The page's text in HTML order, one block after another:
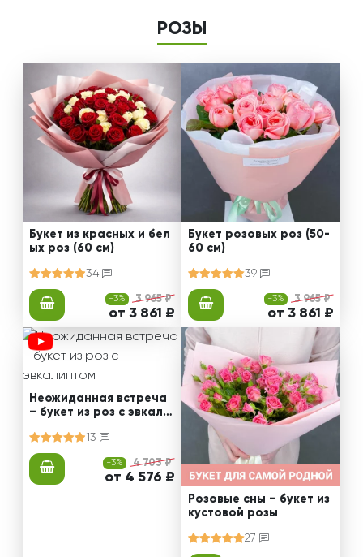
РОЗЫ
Букет из красных и бел
ых роз (60 см)
34
-3% 3 965 ₽
от 3 861 ₽
Букет розовых роз (50-
60 см)
39
-3% 3 965 ₽
от 3 861 ₽
Неожиданная встреча
– букет из роз с эвкали
13
-3% 4 703 ₽
от 4 576 ₽
Розовые сны – букет из
кустовой розы
27